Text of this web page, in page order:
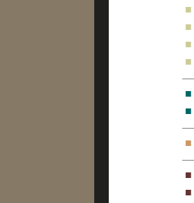
■
■
■
■
■
■
■
■
■